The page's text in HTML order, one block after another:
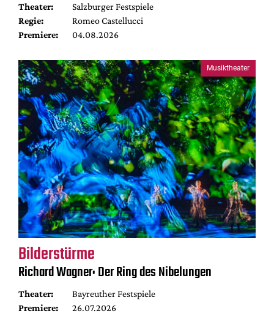
Theater:
Salzburger Festspiele
Regie:
Romeo Castellucci
Premiere:
04.08.2026
Musiktheater
Bilderstürme
Richard Wagner: Der Ring des Nibelungen
Theater:
Bayreuther Festspiele
Premiere:
26.07.2026